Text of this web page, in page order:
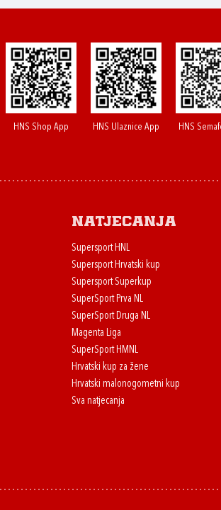
HNS Shop App HNS Ulaznice App HNS
Natjecanja
Supersport HNL
Supersport Hrvatski kup
Supersport Superkup
SuperSport Prva NL
SuperSport Druga NL
Magenta Liga
SuperSport HMNL
Hrvatski kup za žene
Hrvatski malonogometni kup
Sva natjecanja